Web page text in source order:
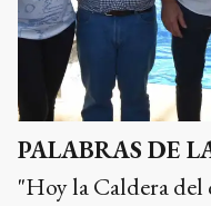
PALABRAS DE
"Hoy la Caldera